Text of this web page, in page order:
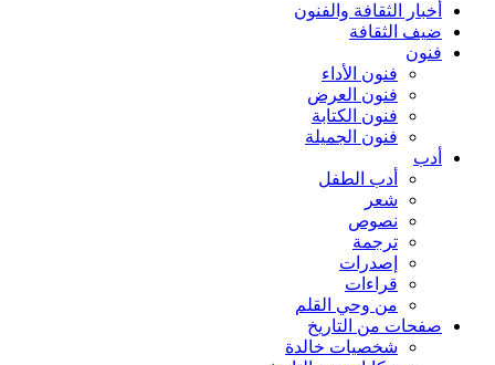
أخبار الثقافة والفنون
ضيف الثقافة
فنون
فنون الأداء
فنون العرض
فنون الكتابة
فنون الجميلة
أدب
أدب الطفل
شعر
نصوص
ترجمة
إصدرات
قراءات
من وحي القلم
صفحات من التاريخ
شخصيات خالدة